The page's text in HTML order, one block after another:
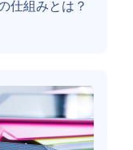
仕組みとは？